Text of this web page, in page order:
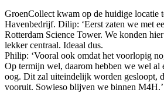
GroenCollect kwam op de huidige locatie
Havenbedrijf. Dilip: ‘Eerst zaten we met
Rotterdam Science Tower. We konden
lekker centraal. Ideaal dus.
Philip: ‘Vooral ook omdat het voorlopig
Op termijn wel, daarom hebben we wel al
oog. Dit zal uiteindelijk worden gesloopt,
vooruit. Sowieso blijven we binnen M4H.’